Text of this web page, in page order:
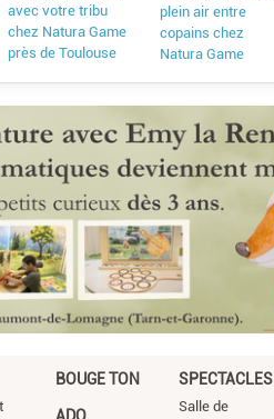
avec votre tribu
chez Natura Game
près de Toulouse
plein air entre
copains chez
Natura Game
BOUGE TON SPECTACLES
Salle de